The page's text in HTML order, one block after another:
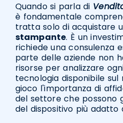
Quando si parla di
è fondamentale
tratta solo di acquistare
stampante. È un
richiede una consulenza
parte delle aziende non
risorse per analizzare
tecnologia disponibile
gioco l'importanza di
del settore che possono
del dispositivo più adatto